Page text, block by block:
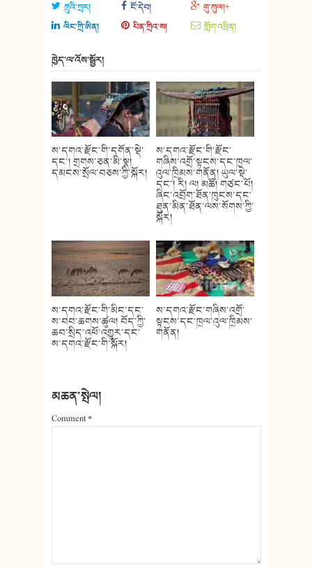
ཀྲུའི་ཀྲར། ངོ་དེབ།
གུ་ཀུལ།+
ལིང་ཀྲི་ཨིན།
པིན་ཀྲིའ་ས། གློག་འཕྲིན།
ཁྱེད་ལ་འོས་སྦྱོར།
ས་དགའ་རྫོང་གི་དགོན་སྡེ་
དང་། གྲགས་ཅན་མི་སྣ།
དམངས་སྲོལ་བཅས་ཀྱི་སྐོར།
ས་དགའ་རྫོང་གི་རྫོང་
གཞིས་འགྲོ་སྟངས་དང་ཁྲལ་
འུལ་ཁྲིམས་གནོན། ཡུལ་སྡེ་
དང་། རི། ལ། མཚོ། གཙང་པོ།
ཞིང་འབྲོག་ཐོན་ཁུངས་དང་
ཐུན་མིན་ཐོན་ལས་སོགས་ཀྱི་
སྐོར།
ས་དགའ་རྫོང་གི་མིང་དང་
ས་བབ་ཆགས་ཚུལ། བོད་ཀྱི་
ཆབ་སྲིད་འཕོ་འགྱུར་དང་
ས་དགའ་རྫོང་གི་སྐོར།
ས་དགའ་རྫོང་གཞིས་འགྲོ་
སྟངས་དང་ཁྲལ་འུལ་ཁྲིམས་
གནོན།
མཆན་སྤེལ།
Comment*